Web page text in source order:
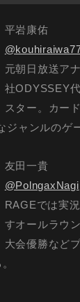
平岩康佑
元朝日放送ア
社ODYSSEY
スター。カー
ジャンルのゲ
友田一貴
@PolngaxNagi
RAGEでは実
すオールラウ
大会優勝など